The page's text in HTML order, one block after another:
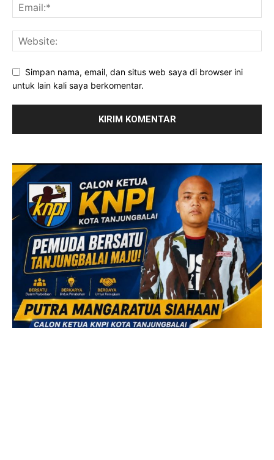
Simpan nama, email, dan situs web saya di browser ini
untuk lain kali saya berkomentar.